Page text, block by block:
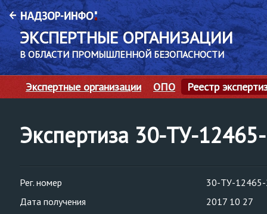
ЭКСПЕРТНЫЕ ОРГАНИЗАЦИИ
В ОБЛАСТИ ПРОМЫШЛЕННОЙ БЕЗОПАСНОСТИ
Экспертные организации ОПО Реестр
Экспертиза 30-ТУ-
Рег. номер
30-ТУ-
Дата получения
2017 10 27